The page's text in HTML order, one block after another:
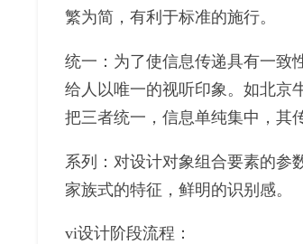
繁为简，有利于标准的施行。
统一：为了使信息传递具有一致
给人以唯一的视听印象。如北京
把三者统一，信息单纯集中，其
系列：对设计对象组合要素的参
家族式的特征，鲜明的识别感。
vi设计阶段流程：